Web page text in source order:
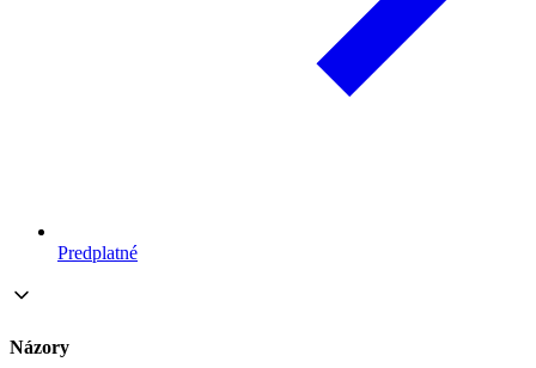
Predplatné
Názory